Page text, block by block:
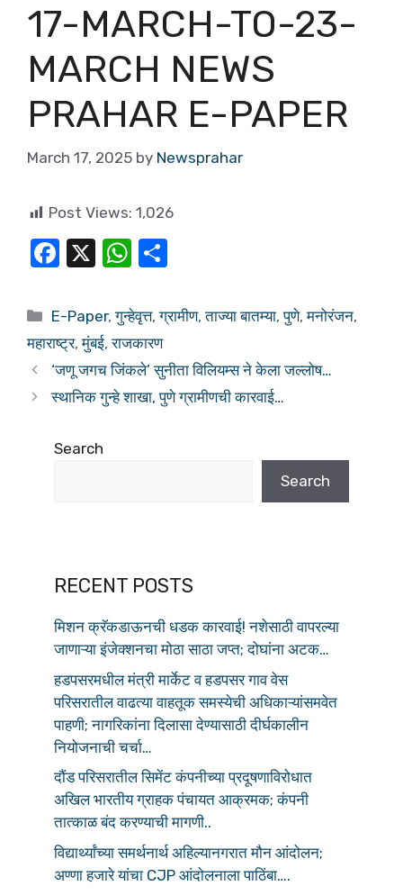
17-MARCH-TO-23-
MARCH NEWS
PRAHAR E-PAPER
March 17, 2025 by Newsprahar
Post Views: 1,026
F
c
e
b
o
k
X
W
at
s
A
p
ar
E-Paper,गुन्हेवृत्त,ग्रामीण,ताज्या बातम्या,पुणे,मनोरंजन,
महाराष्ट्र,मुंबई,राजकारण
‘जणू जगच जिंकले’ सुनीता विलियम्स ने केला जल्लोष…
स्थानिक गुन्हे शाखा, पुणे ग्रामीणची कारवाई…
Search
Search
RECENT POSTS
मिशन क्रॅकडाऊनची धडक कारवाई! नशेसाठी वापरल्या
जाणाऱ्या इंजेक्शनचा मोठा साठा जप्त; दोघांना अटक…
हडपसरमधील मंत्री मार्केट व हडपसर गाव वेस
परिसरातील वाढत्या वाहतूक समस्येची अधिकाऱ्यांसमवेत
पाहणी; नागरिकांना दिलासा देण्यासाठी दीर्घकालीन
नियोजनाची चर्चा…
दौंड परिसरातील सिमेंट कंपनीच्या प्रदूषणाविरोधात
अखिल भारतीय ग्राहक पंचायत आक्रमक; कंपनी
तात्काळ बंद करण्याची मागणी..
विद्यार्थ्यांच्या समर्थनार्थ अहिल्यानगरात मौन आंदोलन;
अण्णा हजारे यांचा CJP आंदोलनाला पाठिंबा….